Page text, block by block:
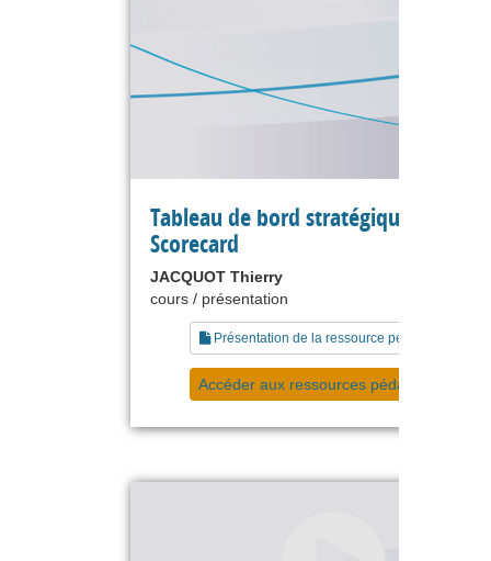
Tableau de bord stratégique /
Scorecard
JACQUOT Thierry
cours / présentation
Présentation de la ressource pédagogique
Accéder aux ressources pédagogiques